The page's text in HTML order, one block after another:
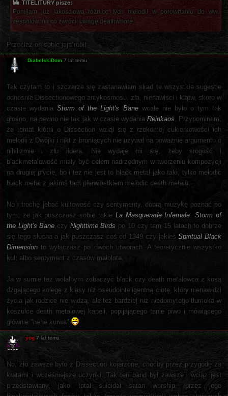
TITELITURY pisze:
Pomijam już jakościową różnicę tych melodii w porównaniu do ww.
zespołów, na co zwrócił uwagę deathwhore.
Przecież on sobie jaja robił
DiabelskiDom 7 lat temu
Tak czytam to i szczerze się zastanawiam skąd te wszystkie sugestie
odnośnie Dissectionowego antykosmosu, zła, nienawiści i klątw, skoro w
czasie wydaniaStorm of the Light's Banewcale nie było o tym tak
głośno, na pewno nie tak jak w czasie wydania Reinkaos. Przypominam,
że temat kłótni o Dissection wziął się z rzekomej cukierkowości ich
melodii z Dwójki i nikt z broniących nie używał na poważnie argumentu o
nihilizmie i złu lidera. Nie wydaje mi się, żeby srogość i
blackmetalowość miały być celem nadrzędnym w tworzeniu kompozycji
na drugiej płycie, bo i też nie jest to black metal jako taki, tylko melodic
black metal z jakimś tam pierwiastkiem melodic death metalu.
No i trochę jebać kultowość czy sentymenty, dobrą muzykę poznać po
tym, że jak puszczasz sobie takie La Masquerade Infernale,Storm of
the Light's Bane czy Nighttime Birds po 10 czy tam 15 latach to dobrze
się tego słucha a jak puszczasz coś od 1349 czy jakieśSpiritual Black
Dimension to wyłączasz po dwóch utworach. A teoretycznie wszystko
kult albo sentyment z czasów małolata.
Ja w sumie też wolałbym zobaczyć black czy death metalowca z kosą
dźgającego kolegę z klasy niż pseudointeligentną ciotę, który nienawidzi
życia jak rodzice nie widzą, ale też bardziej niż niedomytego tłumoka w
koszulce death metalowej kapeli, popijającego tanie piwo i mówiącego
głównie "hehe kurwa"
yog 7 lat temu
No, zło zawsze było z Dissection kojarzone, choćby przez przygodę za
kratami i wcześniejsze uczynki. Tak ten band był zawsze i wciąż jest
przedstawiany, jako total suicidal satan worship, przez jego